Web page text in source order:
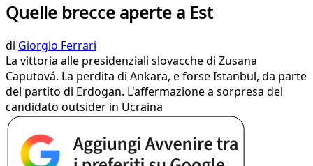
Quelle brecce aperte a Est
di Giorgio Ferrari
La vittoria alle presidenziali slovacche di Zusana
Caputová. La perdita di Ankara, e forse Istanbul, da parte
del partito di Erdogan. L'affermazione a sorpresa del
candidato outsider in Ucraina